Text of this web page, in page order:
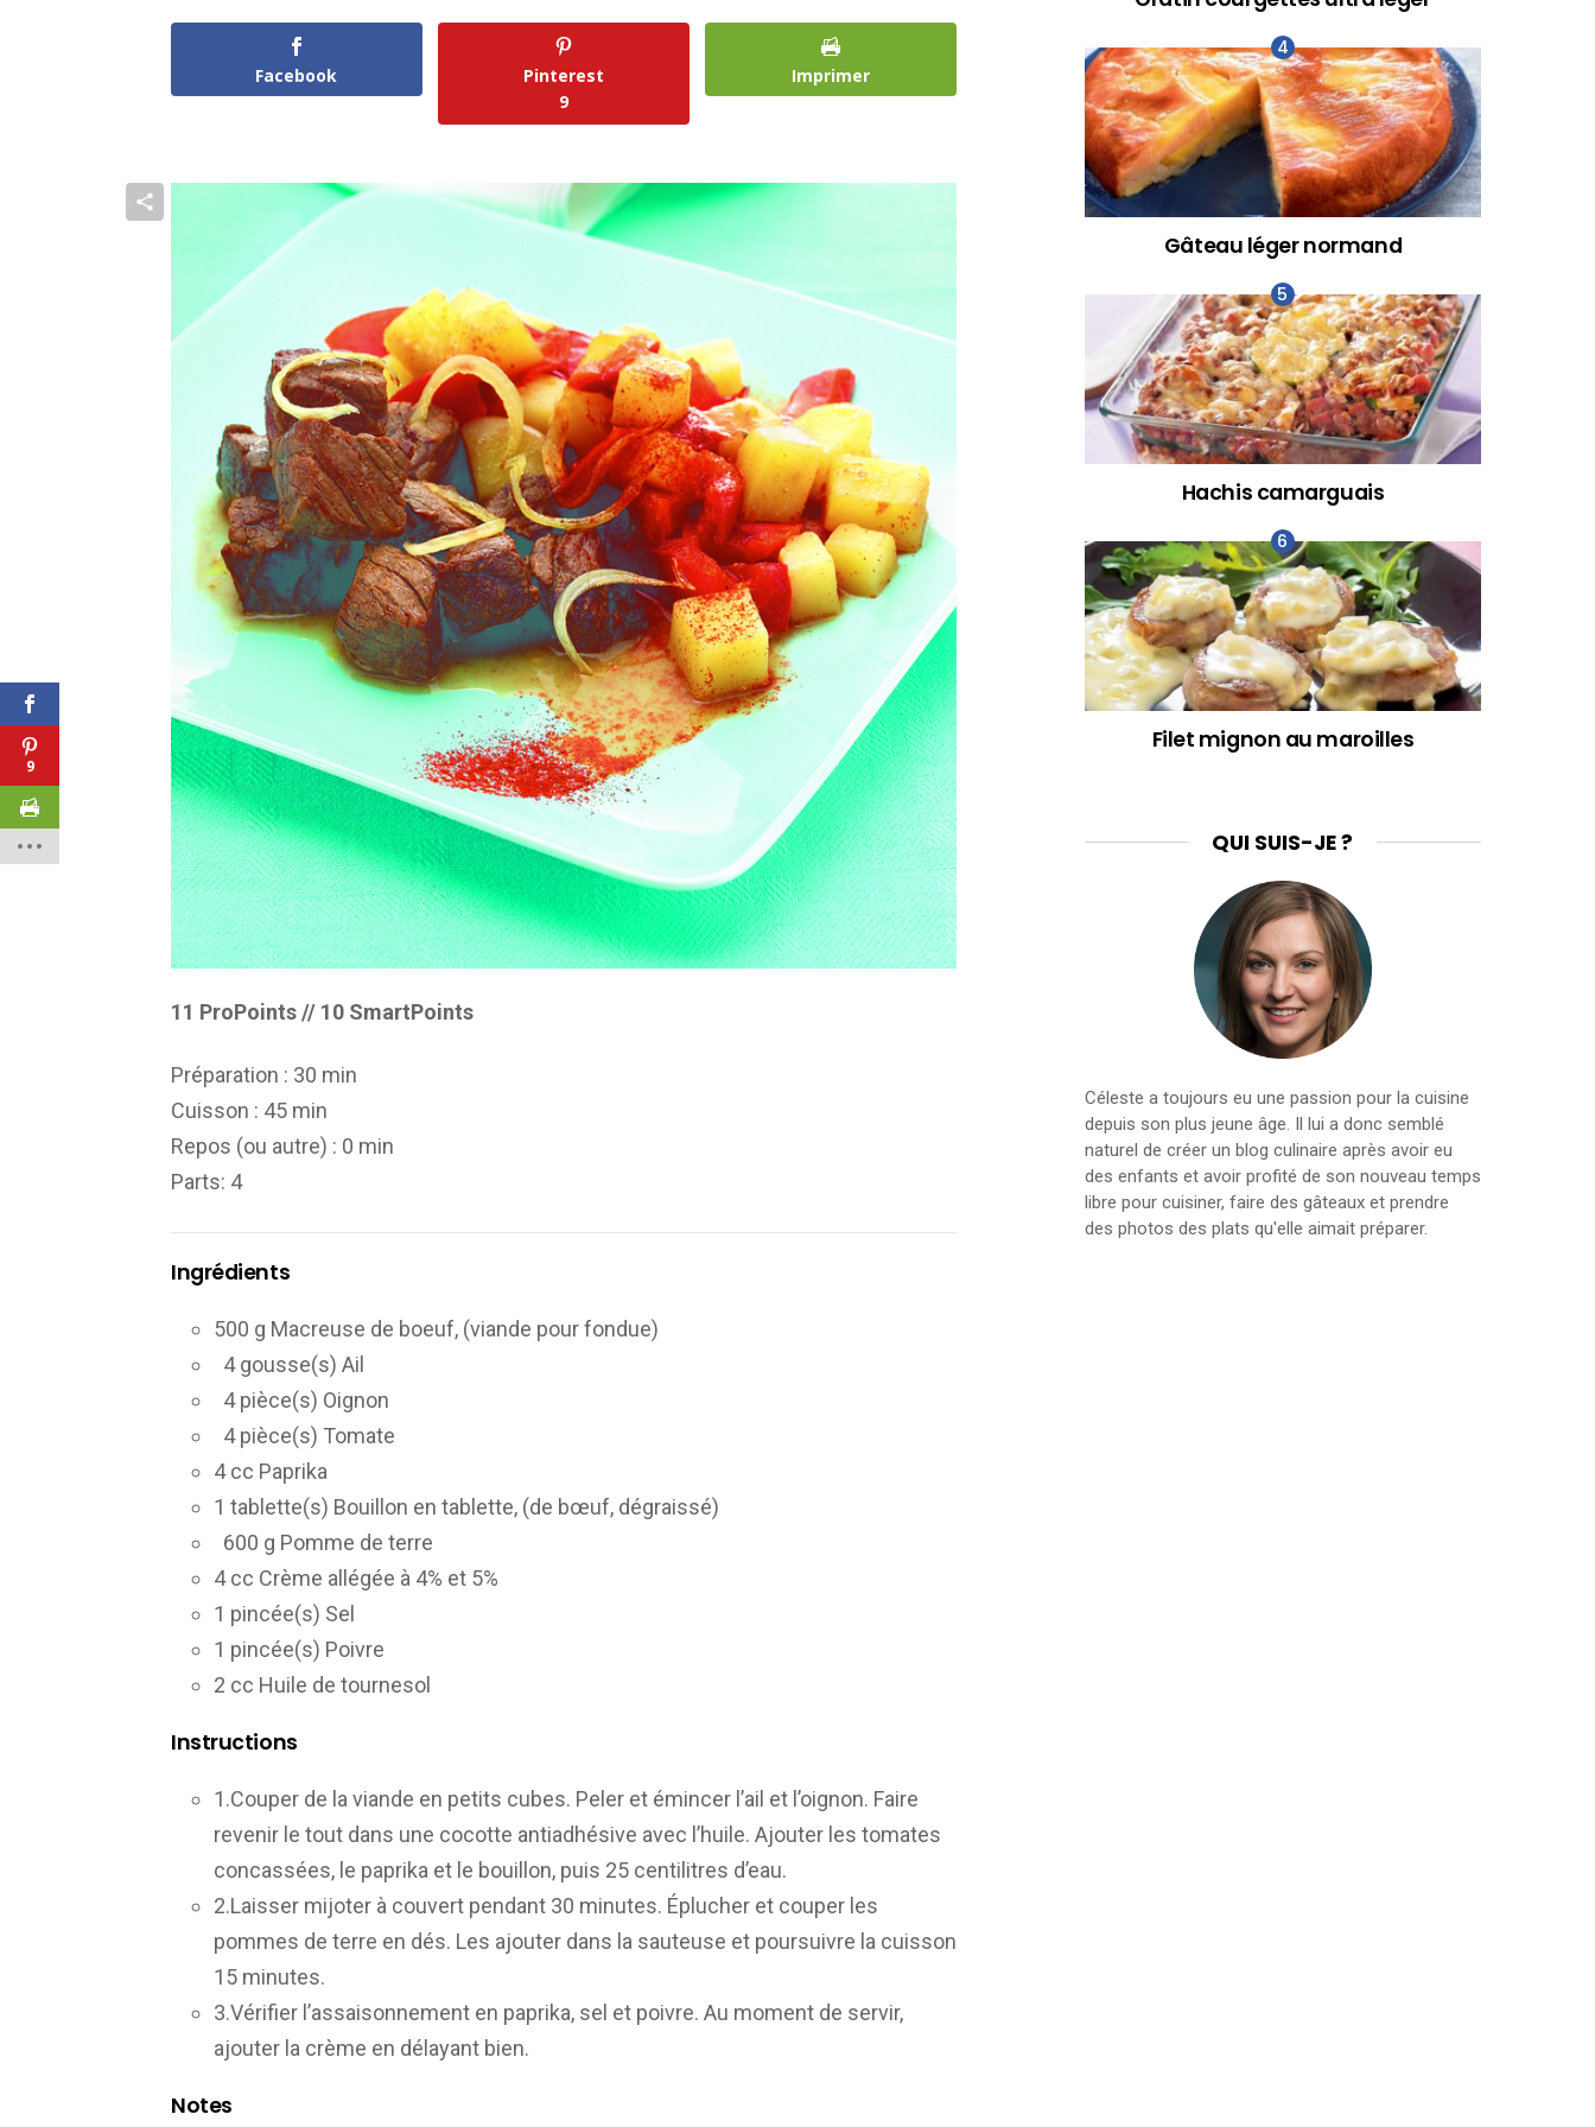
Facebook
Pinterest
9
Imprimer
11 ProPoints // 10 SmartPoints
Préparation : 30 min
Cuisson : 45 min
Repos (ou autre) : 0 min
Parts: 4
Ingrédients
500 g Macreuse de boeuf, (viande pour fondue)
4 gousse(s) Ail
4 pièce(s) Oignon
4 pièce(s) Tomate
4 cc Paprika
1 tablette(s) Bouillon en tablette, (de bœuf, dégraissé)
600 g Pomme de terre
4 cc Crème allégée à 4% et 5%
1 pincée(s) Sel
1 pincée(s) Poivre
2 cc Huile de tournesol
Instructions
1.Couper de la viande en petits cubes. Peler et émincer l’ail et l’oignon. Faire
revenir le tout dans une cocotte antiadhésive avec l’huile. Ajouter les tomates
concassées, le paprika et le bouillon, puis 25 centilitres d’eau.
2.Laisser mijoter à couvert pendant 30 minutes. Éplucher et couper les
pommes de terre en dés. Les ajouter dans la sauteuse et poursuivre la cuisson
15 minutes.
3.Vérifier l’assaisonnement en paprika, sel et poivre. Au moment de servir,
ajouter la crème en délayant bien.
Notes
Gâteau léger normand
Hachis camarguais
Filet mignon au maroilles
QUI SUIS-JE ?
Céleste a toujours eu une passion pour la cuisine
depuis son plus jeune âge. Il lui a donc semblé
naturel de créer un blog culinaire après avoir eu
des enfants et avoir profité de son nouveau temps
libre pour cuisiner, faire des gâteaux et prendre
des photos des plats qu'elle aimait préparer.
9